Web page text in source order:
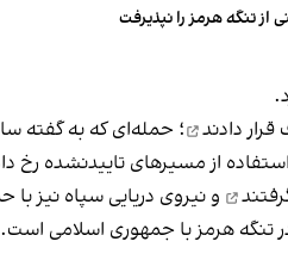
از تنگه هرمز را نپذیرفت
دادند
؛ حمله‌ای که به گفته
از مسیرهای تاییدنشده رخ
و نیروی دریایی سپاه نیز با